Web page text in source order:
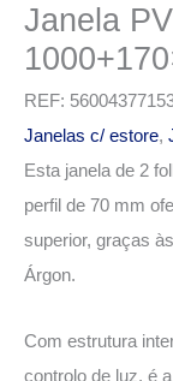
Janela
REF:
Janelas c/ estore,
Esta janela de 2
perfil de 70 mm
superior, graças
Árgon.
Com estrutura
controlo de luz, é